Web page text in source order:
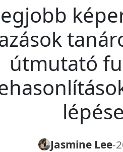
útmutató
Jasmine Lee-